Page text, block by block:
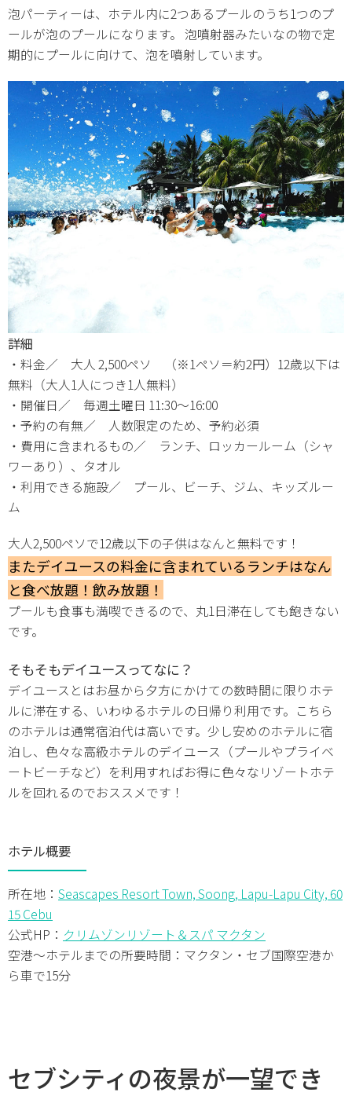
泡パーティーは、ホテル内に2つあるプールのうち1つのプ
ールが泡のプールになります。 泡噴射器みたいなの物で定
期的にプールに向けて、泡を噴射しています。
詳細
・料金／ 大人 2,500ペソ （※1ペソ＝約2円）12歳以下は
無料（大人1人につき1人無料）
・開催日／ 毎週土曜日 11:30～16:00
・予約の有無／ 人数限定のため、予約必須
・費用に含まれるもの／ ランチ、ロッカールーム（シャ
ワーあり）、タオル
・利用できる施設／ プール、ビーチ、ジム、キッズルー
ム
大人2,500ペソで12歳以下の子供はなんと無料です！
またデイユースの料金に含まれているランチはなん
と食べ放題！飲み放題！
プールも食事も満喫できるので、丸1日滞在しても飽きない
です。
そもそもデイユースってなに？
デイユースとはお昼から夕方にかけての数時間に限りホテ
ルに滞在する、いわゆるホテルの日帰り利用です。こちら
のホテルは通常宿泊代は高いです。少し安めのホテルに宿
泊し、色々な高級ホテルのデイユース（プールやプライベ
ートビーチなど）を利用すればお得に色々なリゾートホテ
ルを回れるのでおススメです！
ホテル概要
所在地： Seascapes Resort Town, Soong, Lapu-Lapu City, 60
15 Cebu
公式HP： クリムゾンリゾート＆スパ マクタン
空港～ホテルまでの所要時間：マクタン・セブ国際空港か
ら車で15分
セブシティの夜景が一望でき